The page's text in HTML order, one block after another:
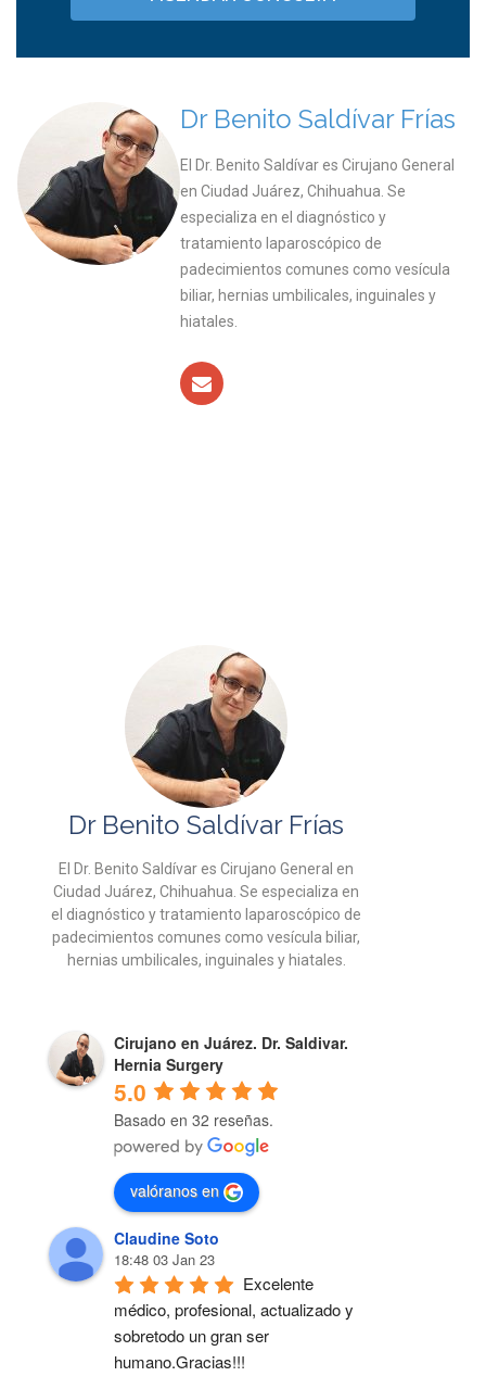
Dr Benito Saldívar Frías
El Dr. Benito Saldívar es Cirujano General
en Ciudad Juárez, Chihuahua. Se
especializa en el diagnóstico y
tratamiento laparoscópico de
padecimientos comunes como vesícula
biliar, hernias umbilicales, inguinales y
hiatales.
Dr Benito Saldívar Frías
El Dr. Benito Saldívar es Cirujano General en
Ciudad Juárez, Chihuahua. Se especializa en
el diagnóstico y tratamiento laparoscópico de
padecimientos comunes como vesícula biliar,
hernias umbilicales, inguinales y hiatales.
Cirujano en Juárez. Dr. Saldivar.
Hernia Surgery
5.0
Basado en 32 reseñas.
valóranos en
Claudine Soto
18:48 03 Jan 23
Excelente
médico, profesional, actualizado y
sobretodo un gran ser
humano.Gracias!!!